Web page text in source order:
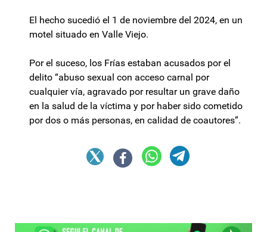
El hecho sucedió el 1 de noviembre del 2024, en un
motel situado en Valle Viejo.
Por el suceso, los Frías estaban acusados por el
delito “abuso sexual con acceso carnal por
cualquier vía, agravado por resultar un grave daño
en la salud de la víctima y por haber sido cometido
por dos o más personas, en calidad de coautores”.